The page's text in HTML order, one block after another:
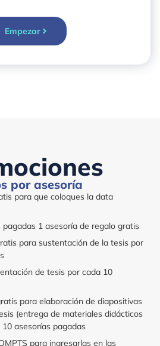
Empezar
por asesoría
para que coloques la data
pagadas 1 asesoría de regalo gratis
para sustentación de la tesis por
de tesis por cada 10
para elaboración de diapositivas
(entrega de materiales didácticos
asesorías pagadas
para ingresarlas en las